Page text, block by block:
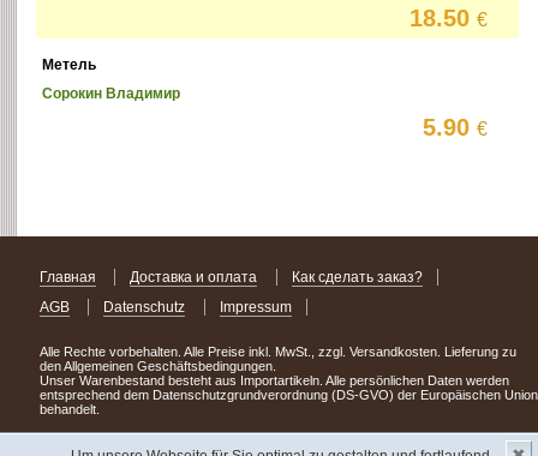
18.50€
Метель
Сорокин Владимир
5.90€
Главная Доставка и оплата
Как сделать заказ?
AGB
Datenschutz Impressum
Alle Rechte vorbehalten. Alle Preise inkl. MwSt., zzgl. Versandkosten. Lieferung zu
den Allgemeinen Geschäftsbedingungen.
Unser Warenbestand besteht aus Importartikeln. Alle persönlichen Daten werden
entsprechend dem Datenschutzgrundverordnung (DS-GVO) der Europäischen Union
behandelt.
Сделав заказ сегодня, уже через день или два Вы можете стать обладателем